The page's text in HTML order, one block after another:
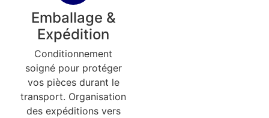
Emballage &
Expédition
Conditionnement
soigné pour protéger
vos pièces durant le
transport. Organisation
des expéditions vers